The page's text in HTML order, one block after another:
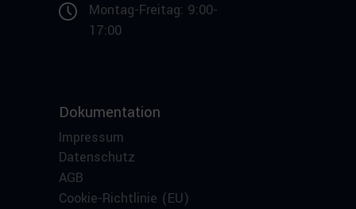
Montag-Freitag: 9:00-
17:00
Dokumentation
Impressum
Datenschutz
AGB
Cookie-Richtlinie (EU)